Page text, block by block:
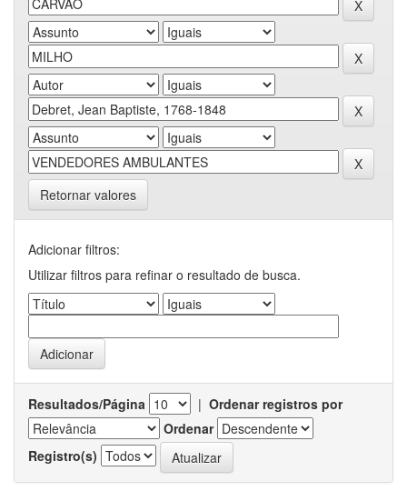
Retornar valores
Adicionar filtros:
Utilizar filtros para refinar o resultado de busca.
Resultados/Página | Ordenar registros por
Ordenar
Registro(s)